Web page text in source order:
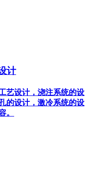
计
艺设计，浇注系统的设
的设计，激冷系统的设
。